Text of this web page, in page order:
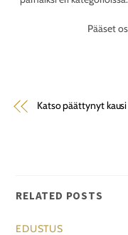
Pääset
Katso päättynyt
RELATED POSTS
EDUSTUS